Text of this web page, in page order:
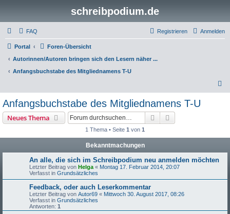
schreibpodium.de
FAQ Anmelden
Registrieren
Portal
Foren-Übersicht
Autorinnen/Autoren bringen sich den Lesern näher ...
Anfangsbuchstabe des Mitgliednamens T-U
Anfangsbuchstabe des Mitgliednamens T-U
Neues Thema Suche
1 Thema • Seite 1 von 1
Bekanntmachungen
An alle, die sich im Schreibpodium neu anmelden möchten
Letzter Beitrag von Helga « Montag 17. Februar 2014, 20:07
Verfasst in Grundsätzliches
Feedback, oder auch Leserkommentar
Letzter Beitrag von Autor69 « Mittwoch 30. August 2017, 08:26
Verfasst in Grundsätzliches
Antworten: 1